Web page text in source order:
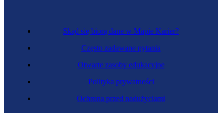
Skąd się biorą dane w Mapie Karier?
Często zadawane pytania
Otwarte zasoby edukacyjne
Polityka prywatności
Ochrona przed nadużyciami